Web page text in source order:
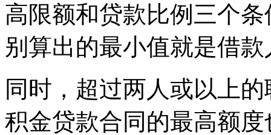
高限额和贷款比例三个
别算出的最小值就是借
同时，超过两人或以上
积金贷款合同的最高额